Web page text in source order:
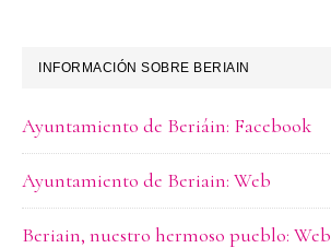
INFORMACIÓN SOBRE BERIAIN
Ayuntamiento de Beriáin: Facebook
Ayuntamiento de Beriain: Web
Beriain, nuestro hermoso pueblo: Web